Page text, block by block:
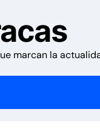
2.000 personas
marcan la